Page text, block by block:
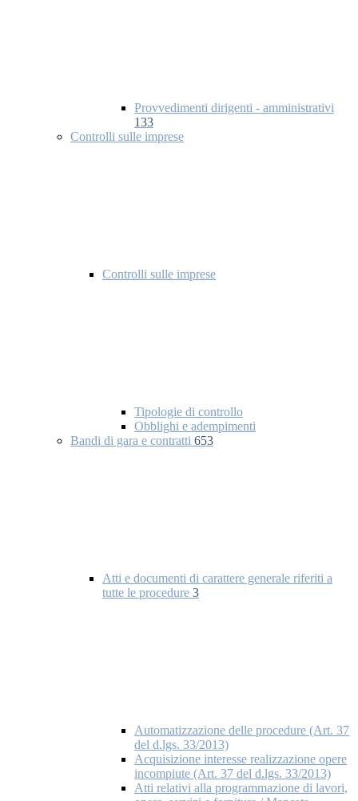
Provvedimenti dirigenti - amministrativi
133
Controlli sulle imprese
Controlli sulle imprese
Tipologie di controllo
Obblighi e adempimenti
Bandi di gara e contratti 653
Atti e documenti di carattere generale riferiti a
tutte le procedure 3
Automatizzazione delle procedure (Art. 37
del d.lgs. 33/2013)
Acquisizione interesse realizzazione opere
incompiute (Art. 37 del d.lgs. 33/2013)
Atti relativi alla programmazione di lavori,